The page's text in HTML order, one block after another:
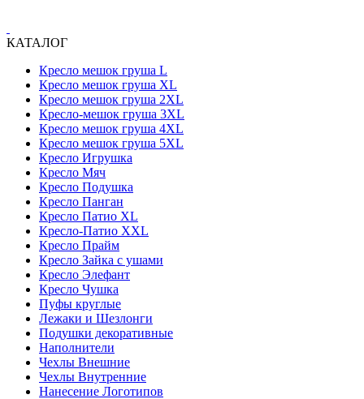
КАТАЛОГ
Кресло мешок груша L
Кресло мешок груша XL
Кресло мешок груша 2XL
Кресло-мешок груша 3XL
Кресло мешок груша 4XL
Кресло мешок груша 5XL
Кресло Игрушка
Кресло Мяч
Кресло Подушка
Кресло Панган
Кресло Патио XL
Кресло-Патио XXL
Кресло Прайм
Кресло Зайка с ушами
Кресло Элефант
Кресло Чушка
Пуфы круглые
Лежаки и Шезлонги
Подушки декоративные
Наполнители
Чехлы Внешние
Чехлы Внутренние
Нанесение Логотипов